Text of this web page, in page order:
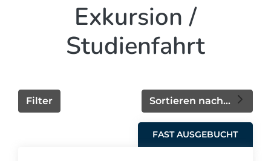
Exkursion /
Studienfahrt
Sortieren nach...
Filter
FAST AUSGEBUCHT